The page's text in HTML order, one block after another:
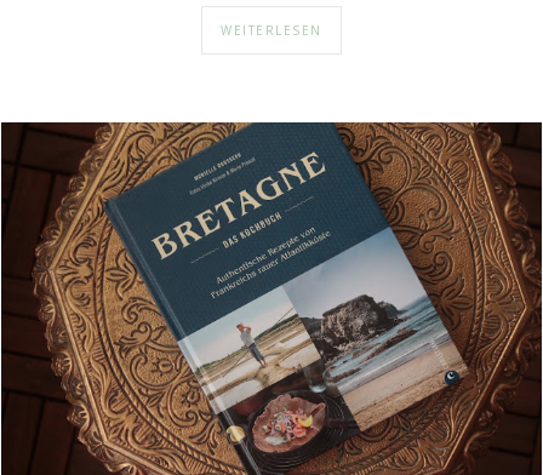
WEITERLESEN